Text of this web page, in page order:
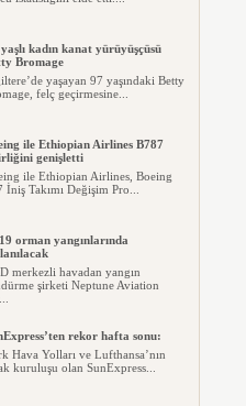
kadın kanat yürüyüşçüsü
Bromage
yaşayan 97 yaşındaki Betty
felç geçirmesine...
ile Ethiopian Airlines B787
genişletti
ile Ethiopian Airlines, Boeing
İniş Takımı Değişim Pro...
orman yangınlarında
merkezli havadan yangın
şirketi Neptune Aviation
rekor hafta sonu:
Hava Yolları ve Lufthansa’nın
kuruluşu olan SunExpress...